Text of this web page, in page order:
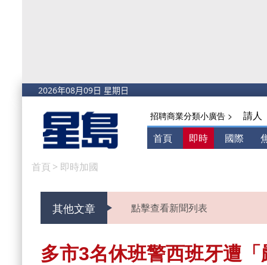
招聘商業分類小廣告 >
請人
首頁
即時 國際
首頁 > 即時加國
其他文章 點擊查看新聞列表
多市3名休班警西班牙遭